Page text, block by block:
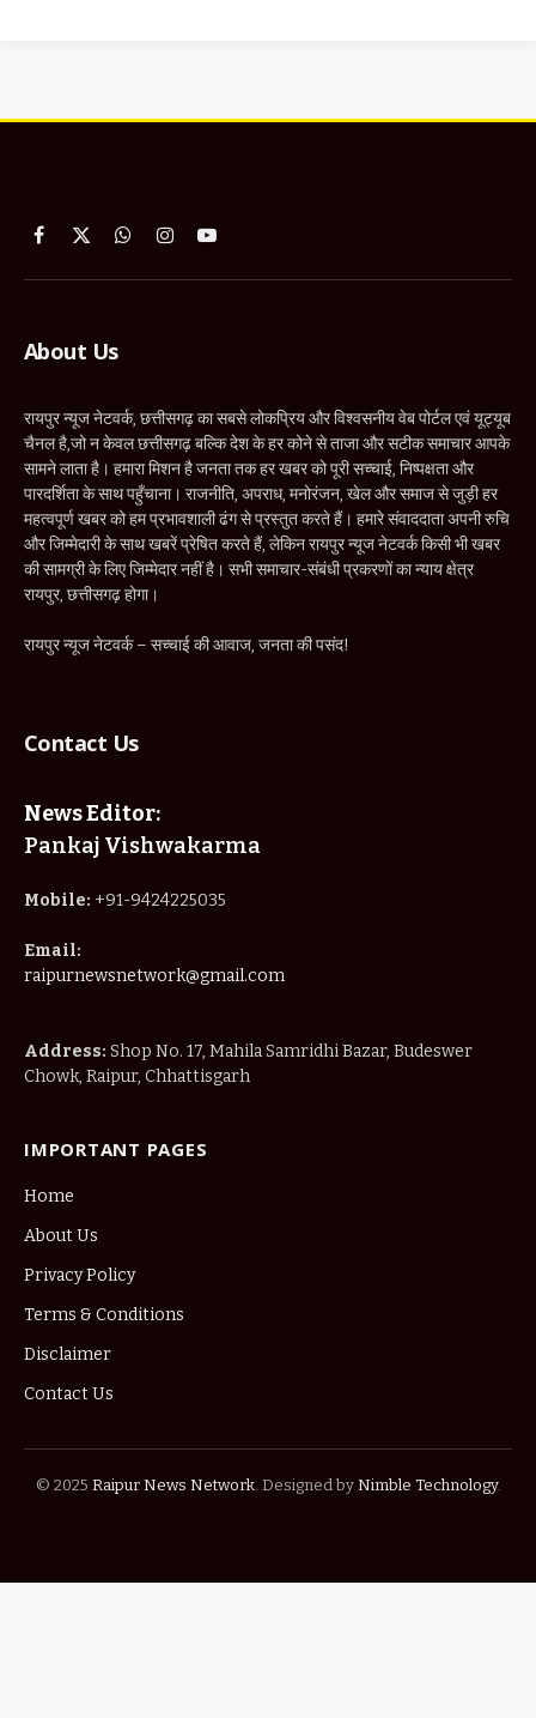
Facebook
X
WhatsApp
InstagramYouTube
About Us
रायपुर न्यूज नेटवर्क, छत्तीसगढ़ का सबसे लोकप्रिय और विश्वसनीय वेब पोर्टल एवं यूट्यूब
चैनल है,जो न केवल छत्तीसगढ़ बल्कि देश के हर कोने से ताजा और सटीक समाचार आपके
सामने लाता है। हमारा मिशन है जनता तक हर खबर को पूरी सच्चाई, निष्पक्षता और
पारदर्शिता के साथ पहुँचाना। राजनीति, अपराध, मनोरंजन, खेल और समाज से जुड़ी हर
महत्वपूर्ण खबर को हम प्रभावशाली ढंग से प्रस्तुत करते हैं। हमारे संवाददाता अपनी रुचि
और जिम्मेदारी के साथ खबरें प्रेषित करते हैं, लेकिन रायपुर न्यूज नेटवर्क किसी भी खबर
की सामग्री के लिए जिम्मेदार नहीं है। सभी समाचार-संबंधी प्रकरणों का न्याय क्षेत्र
रायपुर, छत्तीसगढ़ होगा।
रायपुर न्यूज नेटवर्क – सच्चाई की आवाज, जनता की पसंद!
Contact Us
News Editor:
Pankaj Vishwakarma
Mobile: +91-9424225035
Email:
raipurnewsnetwork@gmail.com
Address: Shop No. 17, Mahila Samridhi Bazar, Budeswer
Chowk, Raipur, Chhattisgarh
IMPORTANT PAGES
Home
About Us
Privacy Policy
Terms & Conditions
Disclaimer
Contact Us
© 2025 Raipur News Network. Designed by Nimble Technology.